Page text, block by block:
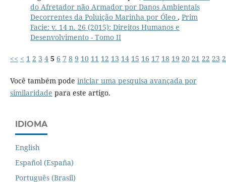
do Afretador não Armador por Danos Ambientais
Decorrentes da Poluição Marinha por Óleo , Prim
Facie: v. 14 n. 26 (2015): Direitos Humanos e
Desenvolvimento - Tomo II
<< < 1 2 3 4 5 6 7 8 9 10 11 12 13 14 15 16 17 18 19 20 21 22 23
Você também pode iniciar uma pesquisa avançada por
similaridade para este artigo.
IDIOMA
English
Español (España)
Português (Brasil)